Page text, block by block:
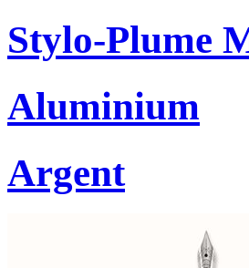
Stylo-Plume
Aluminium
Argent